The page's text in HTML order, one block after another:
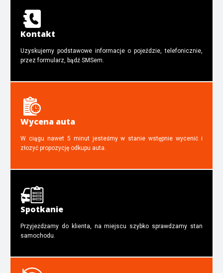
Kontakt
Uzyskujemy podstawowe informacje o pojeździe, telefonicznie,
przez formularz, bądź SMSem.
Wycena auta
W ciągu nawet 5 minut jesteśmy w stanie wstępnie wycenić i
złozyć propozycję odkupu auta.
Spotkanie
Przyjeżdżamy do klienta, na miejscu szybko sprawdzamy stan
samochodu.